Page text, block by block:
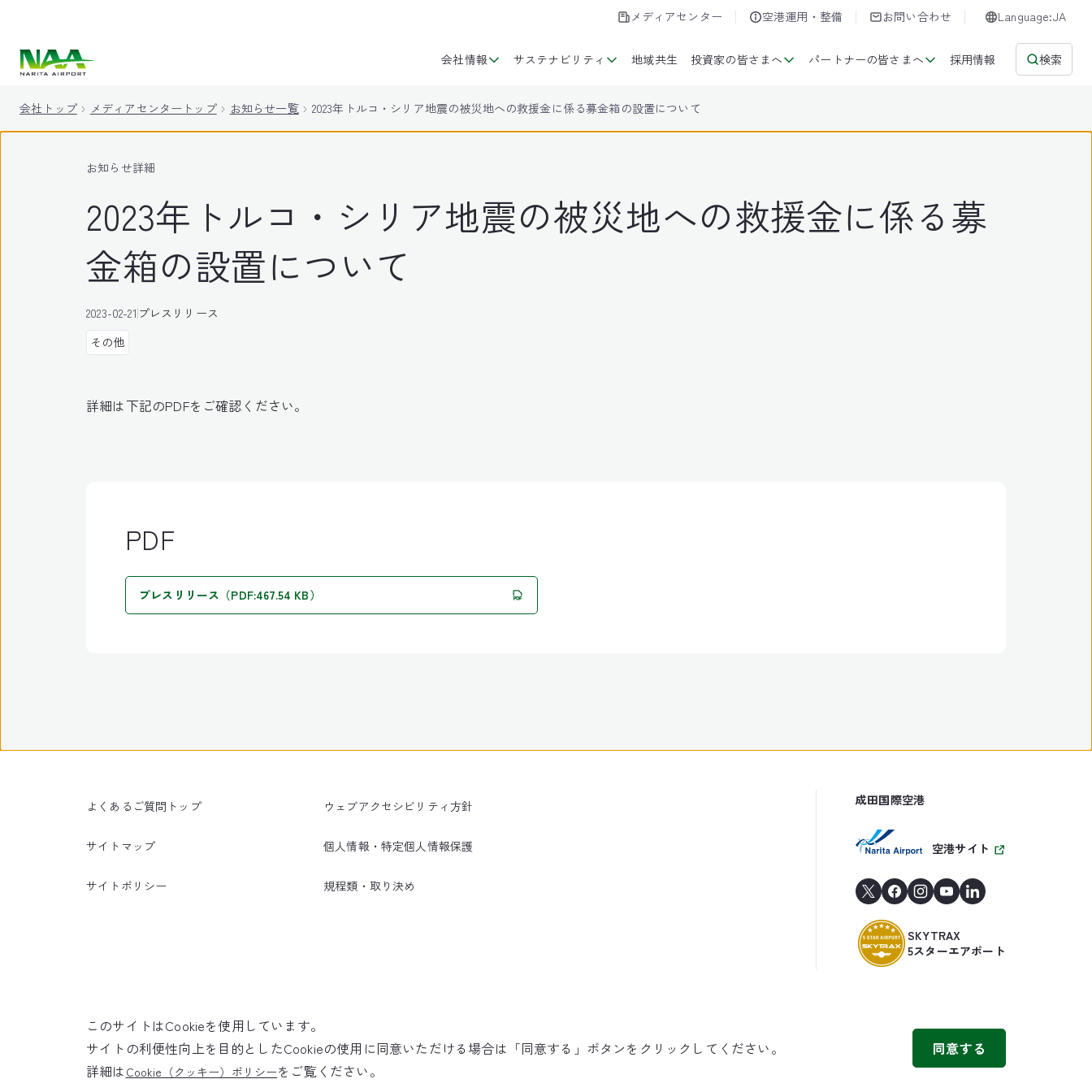
メディアセンター 空港運用・整備 お問い合わせ Language:JA
会社情報 サステナビリティ 地域共生 投資家の皆さまへ パートナーの皆さまへ 採用情報 検索
会社トップ メディアセンタートップ お知らせ一覧 2023年トルコ・シリア地震の被災地への救援金に係る募金箱の設置について
お知らせ詳細
2023年トルコ・シリア地震の被災地への救援金に係る募
金箱の設置について
2023-02-21プレスリリース
その他
詳細は下記のPDFをご確認ください。
PDF
プレスリリース（PDF:467.54 KB）
よくあるご質問トップ
サイトマップ
サイトポリシー
ウェブアクセシビリティ方針
個人情報・特定個人情報保護
規程類・取り決め
成田国際空港
空港サイト
SKYTRAX
5スターエアポート
©NARITA INTERNATIONAL AIRPORT CORPORATION
このサイトはCookieを使用しています。
サイトの利便性向上を目的としたCookieの使用に同意いただける場合は「同意する」ボタンをクリックしてください。
詳細は Cookie（クッキー）ポリシーをご覧ください。
同意する